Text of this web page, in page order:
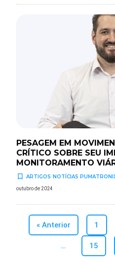
PESAGEM EM
CRÍTICO SOBRE SEU
MONITORAMENTO
turned_in_not ARTIGOS NOTÍCIAS
outubro de 2024
« Anterior 1
… 15